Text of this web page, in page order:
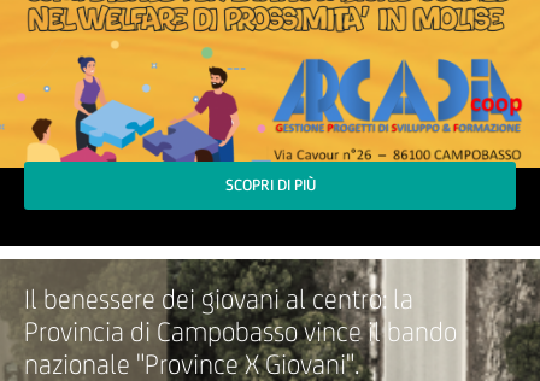
SCOPRI DI PIÙ
Il benessere dei giovani al centro: la
Provincia di Campobasso vince il bando
nazionale "Province X Giovani".